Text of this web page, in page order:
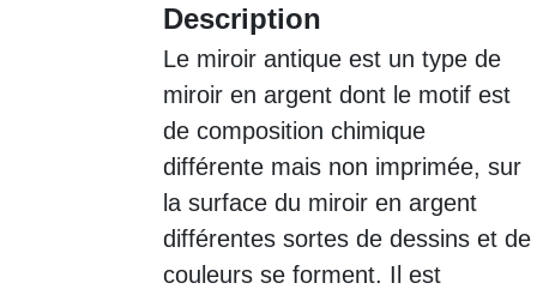
Description
Le miroir antique est un type de
miroir en argent dont le motif est
de composition chimique
différente mais non imprimée, sur
la surface du miroir en argent
différentes sortes de dessins et de
couleurs se forment. Il est